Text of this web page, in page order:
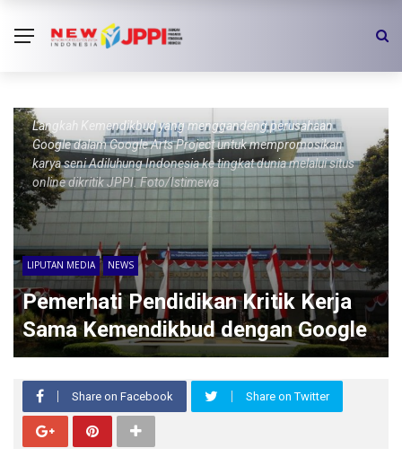
Langkah Kemendikbud yang menggandeng perusahaan
Google dalam Google Arts Project untuk mempromosikan
karya seni Adiluhung Indonesia ke tingkat dunia melalui situs
online dikritik JPPI. Foto/Istimewa
LIPUTAN MEDIA NEWS
Pemerhati Pendidikan Kritik Kerja
Sama Kemendikbud dengan Google
Share on Facebook Share on Twitter